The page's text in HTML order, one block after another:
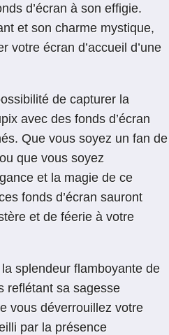
d’écran à son effigie.
et son charme mystique,
votre écran d’accueil d’une
de capturer la
avec des fonds d’écran
Que vous soyez un fan de
que vous soyez
et la magie de ce
fonds d’écran sauront
et de féerie à votre
splendeur flamboyante de
reflétant sa sagesse
vous déverrouillez votre
par la présence